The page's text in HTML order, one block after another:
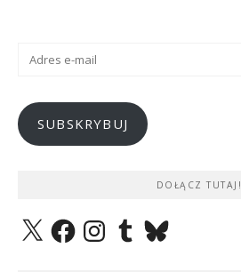
Adres
SUBSKRYBUJ
DOŁĄCZ TUTAJ!
X FacebookInstagramTumblrBluesky